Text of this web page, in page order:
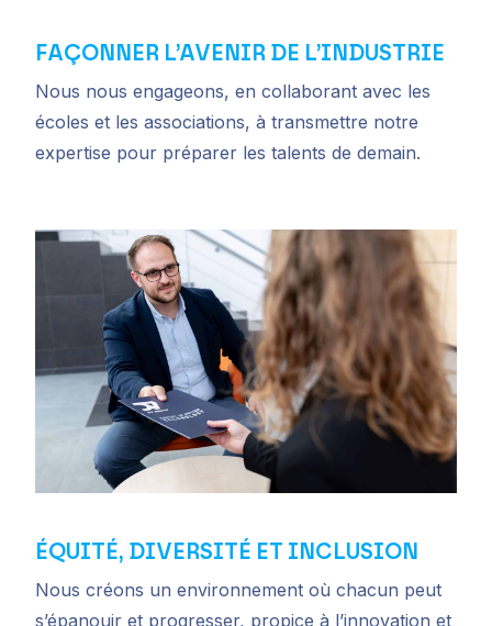
FAÇONNER L’AVENIR DE L’INDUSTRIE
Nous nous engageons, en collaborant avec les
écoles et les associations, à transmettre notre
expertise pour préparer les talents de demain.
ÉQUITÉ, DIVERSITÉ ET INCLUSION
Nous créons un environnement où chacun peut
s’épanouir et progresser, propice à l’innovation et